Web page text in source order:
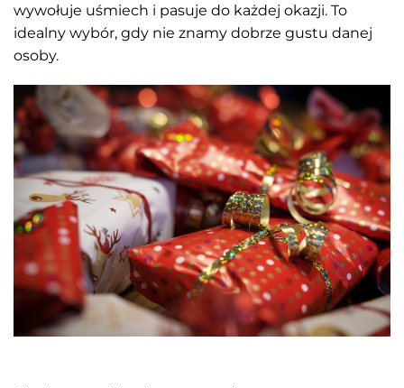
wywołuje uśmiech i pasuje do każdej okazji. To
idealny wybór, gdy nie znamy dobrze gustu danej
osoby.